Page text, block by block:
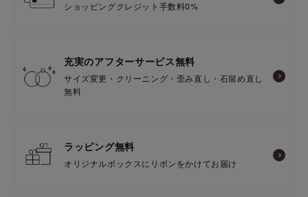
ショッピングクレジット手数料0%
充実のアフターサービス無料
サイズ変更・クリーニング・歪み直し・石留め直し
無料
ラッピング無料
オリジナルボックスにリボンをかけてお届け